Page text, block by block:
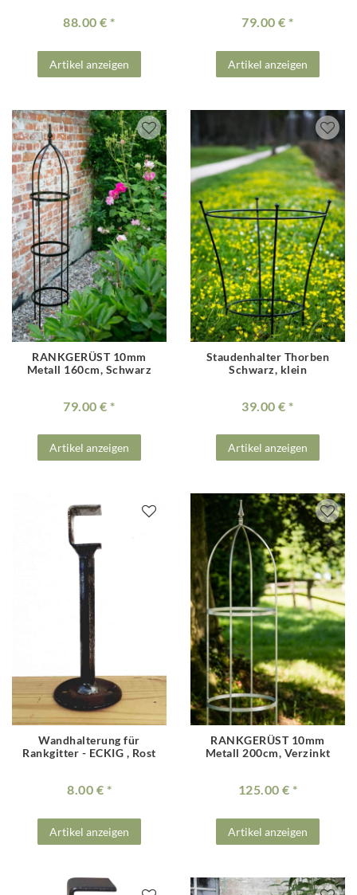
88.00 €
Artikel anzeigen
79.00 €
Artikel anzeigen
RANKGERÜST 10mm
Metall 160cm, Schwarz
79.00 €
Artikel anzeigen
Staudenhalter Thorben
Schwarz, klein
39.00 €
Artikel anzeigen
Wandhalterung für
Rankgitter - ECKIG , Rost
8.00 €
Artikel anzeigen
RANKGERÜST 10mm
Metall 200cm, Verzinkt
125.00 €
Artikel anzeigen